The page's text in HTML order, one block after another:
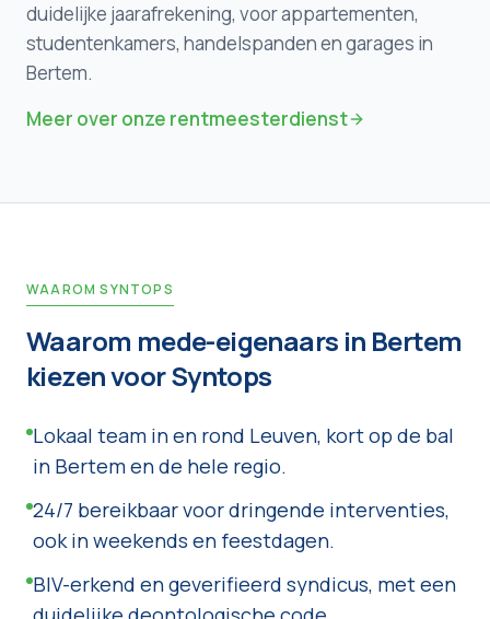
duidelijke jaarafrekening, voor appartementen,
studentenkamers, handelspanden en garages in
Bertem.
Meer over onze rentmeesterdienst
WAAROM SYNTOPS
Waarom mede-eigenaars in Bertem
kiezen voor Syntops
Lokaal team in en rond Leuven, kort op de bal
in Bertem en de hele regio.
24/7 bereikbaar voor dringende interventies,
ook in weekends en feestdagen.
BIV-erkend en geverifieerd syndicus, met een